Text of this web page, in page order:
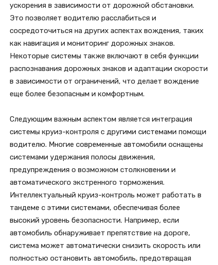
ускорения в зависимости от дорожной обстановки.
Это позволяет водителю расслабиться и
сосредоточиться на других аспектах вождения, таких
как навигация и мониторинг дорожных знаков.
Некоторые системы также включают в себя функции
распознавания дорожных знаков и адаптации скорости
в зависимости от ограничений, что делает вождение
еще более безопасным и комфортным.
Следующим важным аспектом является интеграция
системы круиз-контроля с другими системами помощи
водителю. Многие современные автомобили оснащены
системами удержания полосы движения,
предупреждения о возможном столкновении и
автоматического экстренного торможения.
Интеллектуальный круиз-контроль может работать в
тандеме с этими системами, обеспечивая более
высокий уровень безопасности. Например, если
автомобиль обнаруживает препятствие на дороге,
система может автоматически снизить скорость или
полностью остановить автомобиль, предотвращая